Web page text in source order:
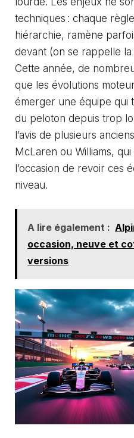
techniques : chaque
hiérarchie, ramène
devant (on se rappelle
Cette année, de
que les évolutions
émerger une équipe qui
du peloton depuis trop
l’avis de plusieurs
McLaren ou Williams,
l’occasion de revoir ces
niveau.
A lire également :
occasion, neuve et
versions